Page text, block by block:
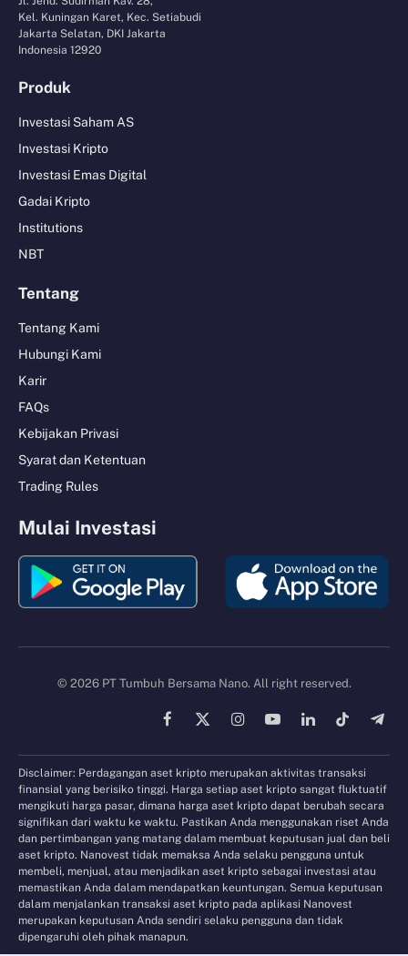
Kel. Kuningan Karet, Kec. Setiabudi
Jakarta Selatan, DKI Jakarta
Indonesia 12920
Produk
Investasi Saham AS
Investasi Kripto
Investasi Emas Digital
Gadai Kripto
Institutions
NBT
Tentang
Tentang Kami
Hubungi Kami
Karir
FAQs
Kebijakan Privasi
Syarat dan Ketentuan
Trading Rules
Mulai Investasi
© 2026 PT Tumbuh Bersama Nano. All right reserved.
Facebook
X
InstagramYouTubeLinkedInTikTok
Disclaimer: Perdagangan aset kripto merupakan aktivitas transaksi
finansial yang berisiko tinggi. Harga setiap aset kripto sangat fluktuatif
mengikuti harga pasar, dimana harga aset kripto dapat berubah secara
signifikan dari waktu ke waktu. Pastikan Anda menggunakan riset Anda
dan pertimbangan yang matang dalam membuat keputusan jual dan beli
aset kripto. Nanovest tidak memaksa Anda selaku pengguna untuk
membeli, menjual, atau menjadikan aset kripto sebagai investasi atau
memastikan Anda dalam mendapatkan keuntungan. Semua keputusan
dalam menjalankan transaksi aset kripto pada aplikasi Nanovest
merupakan keputusan Anda sendiri selaku pengguna dan tidak
dipengaruhi oleh pihak manapun.